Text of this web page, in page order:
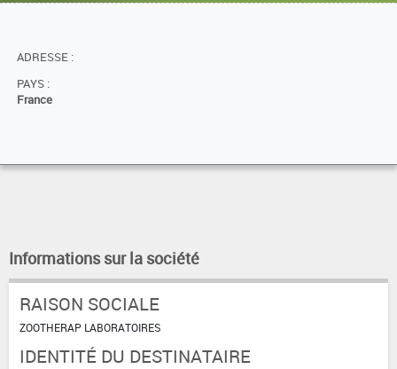
ADRESSE :
PAYS :
France
Informations sur la société
RAISON SOCIALE
ZOOTHERAP LABORATOIRES
IDENTITÉ DU DESTINATAIRE